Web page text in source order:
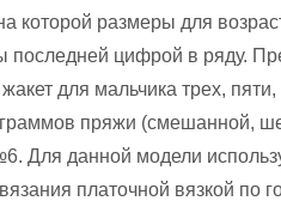
которой размеры для
последней цифрой в ряду.
для мальчика трех,
пряжи (смешанной,
Для данной модели
платочной вязкой по